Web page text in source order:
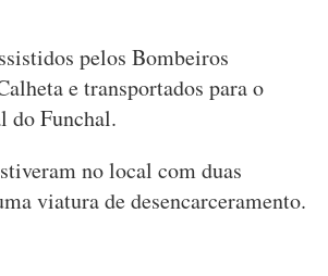
pelos Bombeiros
e transportados para o
do Funchal.
no local com duas
viatura de desencarceramento.